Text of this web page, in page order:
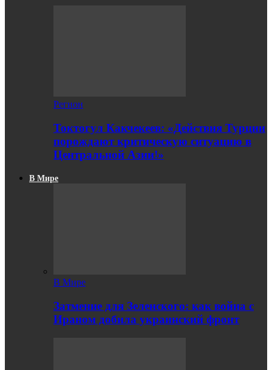
Регион
Токтогул Какчекеев: «Действия Турции
порождают критическую ситуацию в
Центральной Азии!»
В Мире
В Мире
Затмение для Зеленского: как война с
Ираном добила украинский фронт